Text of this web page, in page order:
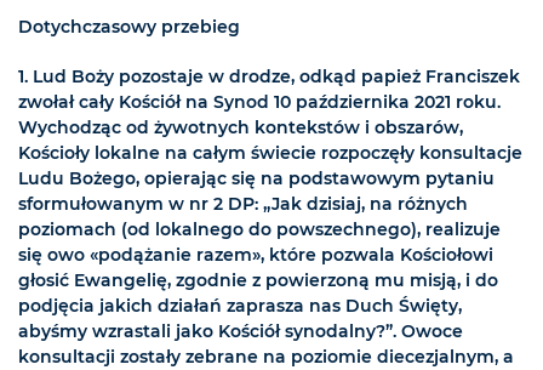
Dotychczasowy przebieg
1. Lud Boży pozostaje w drodze, odkąd papież Franciszek
zwołał cały Kościół na Synod 10 października 2021 roku.
Wychodząc od żywotnych kontekstów i obszarów,
Kościoły lokalne na całym świecie rozpoczęły konsultacje
Ludu Bożego, opierając się na podstawowym pytaniu
sformułowanym w nr 2 DP: „Jak dzisiaj, na różnych
poziomach (od lokalnego do powszechnego), realizuje
się owo «podążanie razem», które pozwala Kościołowi
głosić Ewangelię, zgodnie z powierzoną mu misją, i do
podjęcia jakich działań zaprasza nas Duch Święty,
abyśmy wzrastali jako Kościół synodalny?”. Owoce
konsultacji zostały zebrane na poziomie diecezjalnym, a